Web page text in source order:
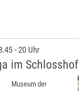
- 20 Uhr
im Schlosshof
Museum der